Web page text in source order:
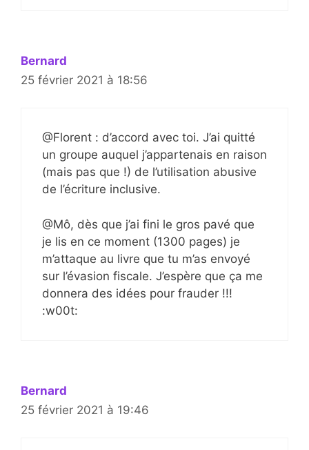
Bernard
25 février 2021 à 18:56
@Florent : d’accord avec toi. J’ai quitté
un groupe auquel j’appartenais en raison
(mais pas que !) de l’utilisation abusive
de l’écriture inclusive.
@Mô, dès que j’ai fini le gros pavé que
je lis en ce moment (1300 pages) je
m’attaque au livre que tu m’as envoyé
sur l’évasion fiscale. J’espère que ça me
donnera des idées pour frauder !!!
:w00t:
Bernard
25 février 2021 à 19:46